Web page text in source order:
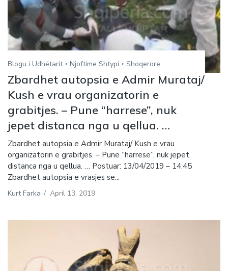
Blogu i Udhëtarit Njoftime Shtypi Shoqerore
Zbardhet autopsia e Admir Murataj/
Kush e vrau organizatorin e
grabitjes. – Pune “harrese”, nuk
jepet distanca nga u qellua. …
Zbardhet autopsia e Admir Murataj/ Kush e vrau
organizatorin e grabitjes. – Pune “harrese”, nuk jepet
distanca nga u qellua. … Postuar: 13/04/2019 – 14:45
Zbardhet autopsia e vrasjes se...
Kurt Farka / April 13, 2019